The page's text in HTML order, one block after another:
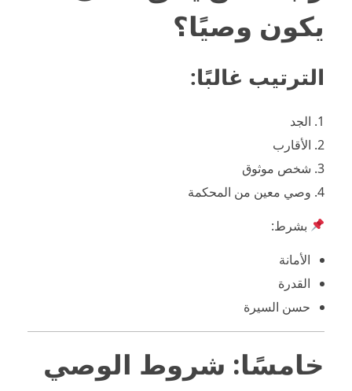
يكون وصيًا؟
الترتيب غالبًا:
الجد
الأقارب
شخص موثوق
وصي معين من المحكمة
بشرط:
الأمانة
القدرة
حسن السيرة
خامسًا: شروط الوصي